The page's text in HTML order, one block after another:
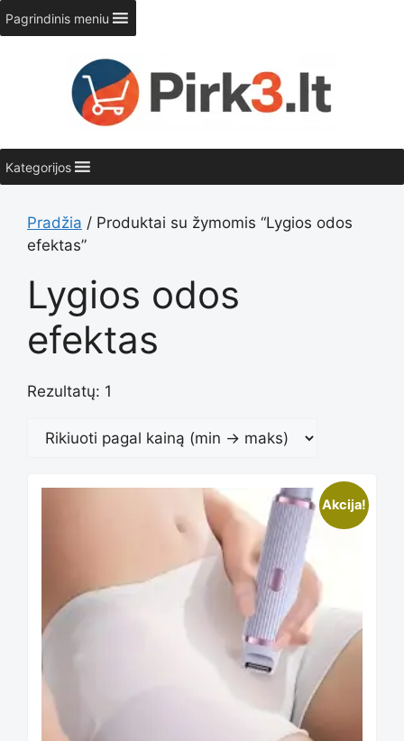
Pereiti
prie
turinio
Pagrindinis meniu
Kategorijos
Pradžia / Produktai su žymomis “Lygios odos
efektas”
Lygios odos
efektas
Rezultatų: 1
Akcija!
product
has
multiple